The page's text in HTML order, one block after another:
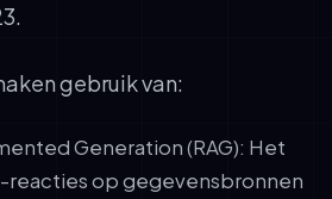
gebruik van:
Generation (RAG): Het
reacties op gegevensbronnen